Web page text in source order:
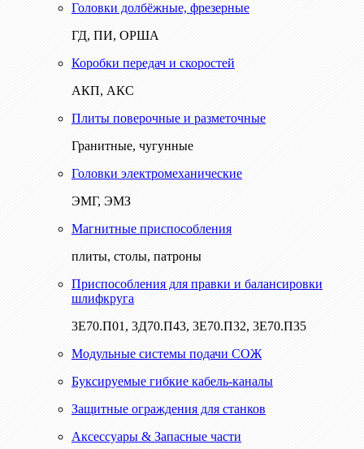
Головки долбёжные, фрезерные
ГД, ПИ, ОРША
Коробки передач и скоростей
АКП, АКС
Плиты поверочные и разметочные
Гранитные, чугунные
Головки электромеханические
ЭМГ, ЭМЗ
Магнитные приспособления
плиты, столы, патроны
Приспособления для правки и балансировки
шлифкруга
3Е70.П01, 3Д70.П43, 3Е70.П32, 3Е70.П35
Модульные системы подачи СОЖ
Буксируемые гибкие кабель-каналы
Защитные ограждения для станков
Аксессуары & Запасные части